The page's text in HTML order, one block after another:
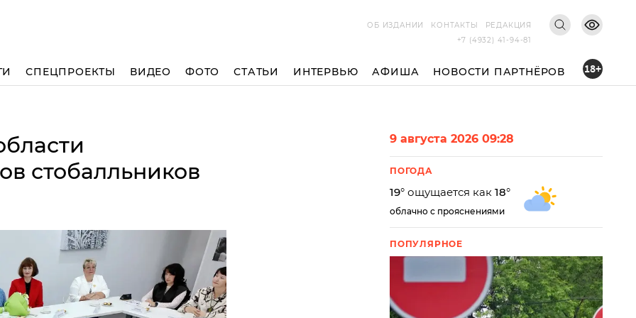
ОБ ИЗДАНИИ КОНТАКТЫ
РЕДАКЦИЯ
+7 (4932) 41-94-81
СПЕЦПРОЕКТЫ ВИДЕО ФОТО СТАТЬИ ИНТЕРВЬЮ АФИША НОВОСТИ ПАРТНЁРОВ 18+
стобалльников
9 августа 2026 09:28
ПОГОДА
19° ощущается как 18°
облачно с прояснениями
ПОПУЛЯРНОЕ